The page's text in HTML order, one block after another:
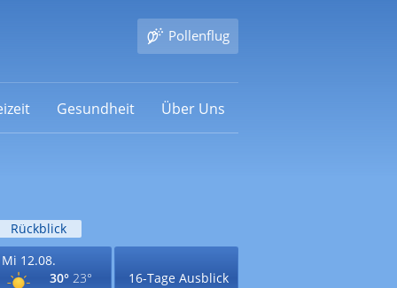
Pollenflug
Gesundheit Über Uns
Rückblick
Mi 12.08.
30° 23° 16-Tage Ausblick